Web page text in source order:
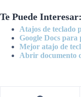
Te Puede Interesar:
Atajos de teclado
Google Docs
Mejor atajo de
Abrir documento